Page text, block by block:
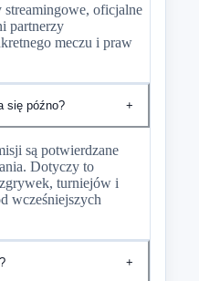
streamingowe, oficjalne
partnerzy
meczu i praw
się późno? +
są potwierdzane
Dotyczy to
turniejów i
wcześniejszych
+